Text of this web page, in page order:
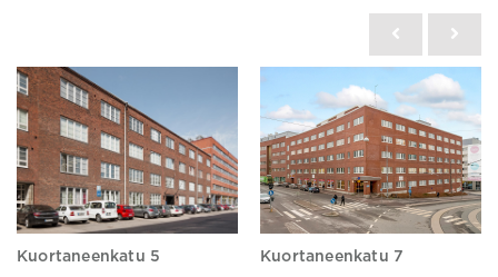
Kuortaneenkatu 5 Kuortaneenkatu 7